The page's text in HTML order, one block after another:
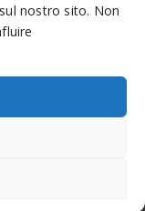
nostro sito. Non